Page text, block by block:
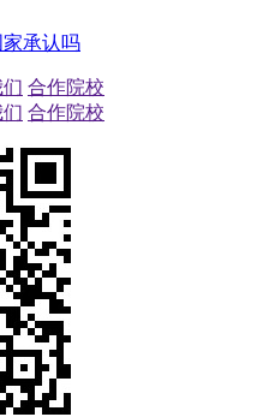
承认吗
合作院校
合作院校